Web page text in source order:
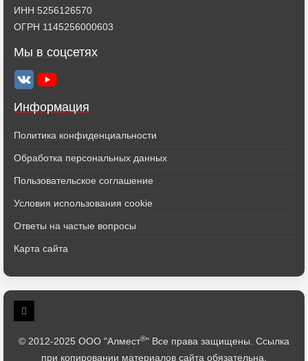
Информация
Политика конфиденциальности
Обработка персональных данных
Пользовательское соглашение
Условия использования cookie
Ответы на частые вопросы
Карта сайта
ИНН 5256126570
ОГРН 1145256000603
Мы в соцсетях
© 2012-2025 ООО "Алмест®" Все права защищены. Ссылка
при копировании материалов сайта обязательна.